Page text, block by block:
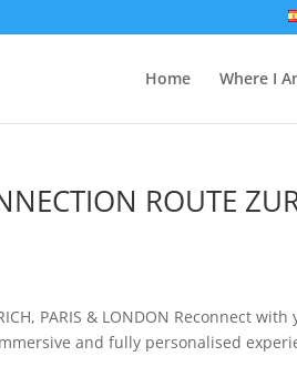
Home Where I
ROUTE
PARIS & LONDON Reconnect
and fully personalised